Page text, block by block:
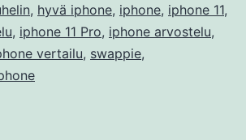
, hyvä iphone, iphone, iphone 11,
, iphone 11 Pro, iphone arvostelu,
vertailu, swappie,